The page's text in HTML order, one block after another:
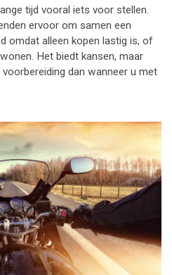
tijd vooral iets voor stellen.
ervoor om samen een
omdat alleen kopen lastig is, of
Het biedt kansen, maar
dan wanneer u met